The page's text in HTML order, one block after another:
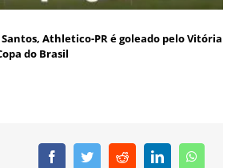
Athletico-PR é goleado pelo Vitória
do Brasil
FacebookTwitterRedditLinkedIn